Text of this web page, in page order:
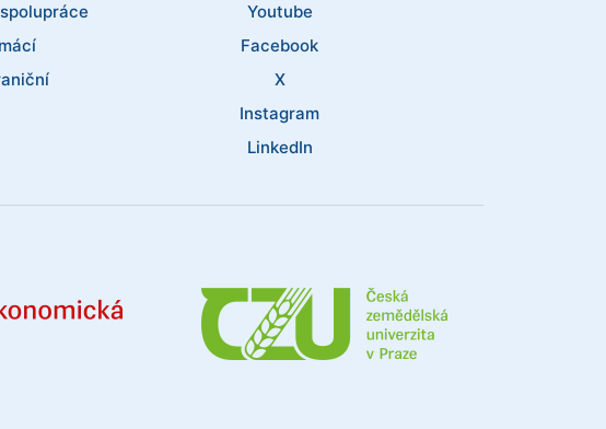
Youtube
Facebook
X
Instagram
LinkedIn